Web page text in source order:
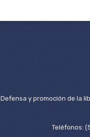
Defensa y promoción de la
Teléfonos: